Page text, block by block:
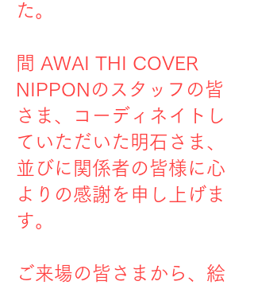
た。
間 AWAI THI COVER
NIPPONのスタッフの皆
さま、コーディネイトし
ていただいた明石さま、
並びに関係者の皆様に心
よりの感謝を申し上げま
す。
ご来場の皆さまから、絵